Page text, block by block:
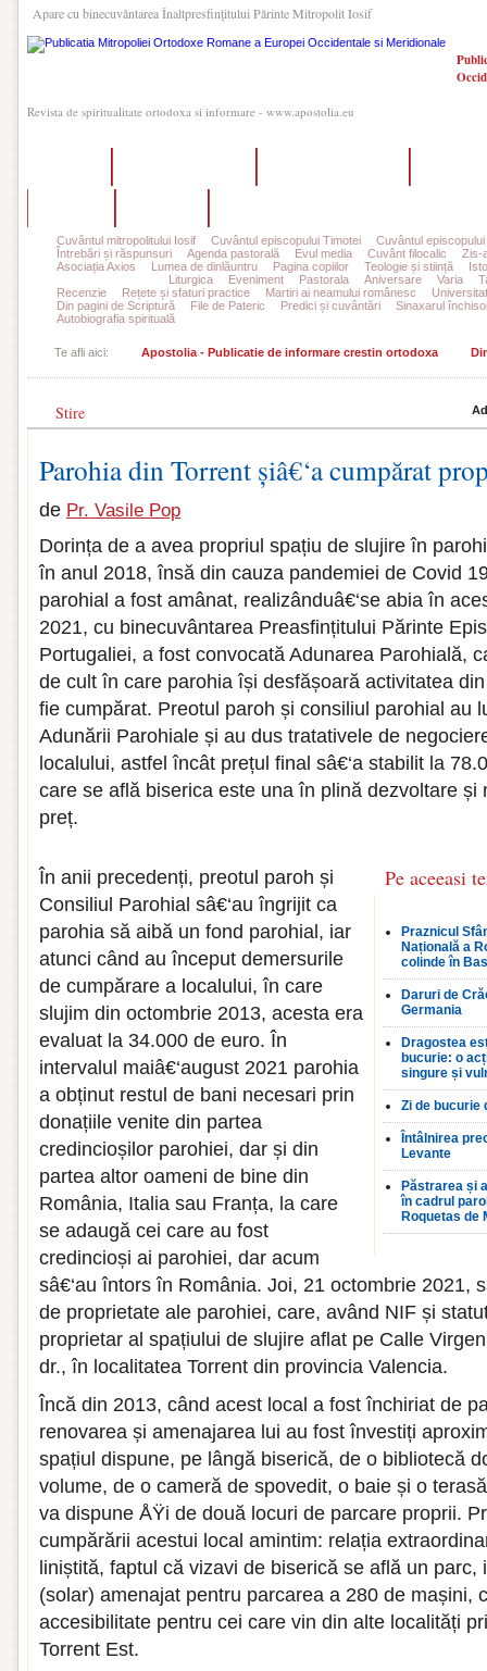
Apare cu binecuvântarea Înaltpresfinţitului Părinte Mitropolit Iosif
Revista de spiritualitate ortodoxa si informare - www.apostolia.eu
Cuvântul mitropolitului Iosif Cuvântul episcopului Timotei
Cuvântul episcopului
Întrebări și răspunsuri
Agenda pastorală Evul media Cuvânt filocalic
Zis-
Asociația Axios
Lumea de dinlăuntru Pagina copiilor Teologie și stiință
Liturgica Eveniment Pastorala Aniversare Varia
Recenzie
Rețete și sfaturi practice Martiri ai neamului românesc
Din pagini de Scriptură
File de Pateric Predici și cuvântări
Sinaxarul
Autobiografia spirituală
Te afli aici: Apostolia - Publicatie de informare crestin ortodoxa
Stire
Parohia din Torrent șiâ€‘a cumpărat
de Pr. Vasile Pop
Dorința de a avea propriul spațiu de slujire în
în anul 2018, însă din cauza pandemiei de Covid
parohial a fost amânat, realizânduâ€‘se abia în
2021, cu binecuvântarea Preasfințitului Părinte
Portugaliei, a fost convocată Adunarea Parohială,
de cult în care parohia își desfășoară activitatea
fie cumpărat. Preotul paroh și consiliul parohial au
Adunării Parohiale și au dus tratativele de
localului, astfel încât prețul final sâ€‘a stabilit la
care se află biserica este una în plină dezvoltare și
preț.
Pe aceeasi
Praznicul
Națională a
colinde în
Daruri de
Germania
Dragostea
bucurie: o
singure și
Zi de bucurie
Întâlnirea
Levante
Păstrarea și
în cadrul
Roquetas de
În anii precedenți, preotul paroh și
Consiliul Parohial sâ€‘au îngrijit ca
parohia să aibă un fond parohial, iar
atunci când au început demersurile
de cumpărare a localului, în care
slujim din octombrie 2013, acesta era
evaluat la 34.000 de euro. În
intervalul maiâ€‘august 2021 parohia
a obținut restul de bani necesari prin
donațiile venite din partea
credincioșilor parohiei, dar și din
partea altor oameni de bine din
România, Italia sau Franța, la care
se adaugă cei care au fost
credincioși ai parohiei, dar acum
sâ€‘au întors în România. Joi, 21 octombrie 2021,
de proprietate ale parohiei, care, având NIF și
proprietar al spațiului de slujire aflat pe Calle
dr., în localitatea Torrent din provincia Valencia.
Încă din 2013, când acest local a fost închiriat de
renovarea și amenajarea lui au fost învestiți
spațiul dispune, pe lângă biserică, de o bibliotecă
volume, de o cameră de spovedit, o baie și o
va dispune ÅŸi de două locuri de parcare proprii.
cumpărării acestui local amintim: relația
liniștită, faptul că vizavi de biserică se află un
(solar) amenajat pentru parcarea a 280 de mașini,
accesibilitate pentru cei care vin din alte localități
Torrent Est.